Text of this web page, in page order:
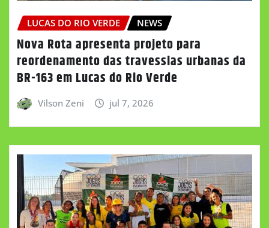
LUCAS DO RIO VERDE NEWS
Nova Rota apresenta projeto para
reordenamento das travessias urbanas da
BR-163 em Lucas do Rio Verde
Vilson Zeni jul 7, 2026